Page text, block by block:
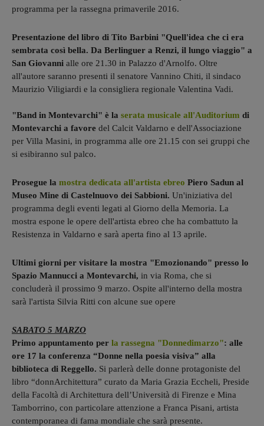
programma per la rassegna primaverile 2016.
Presentazione del libro di Tito Barbini "Quell'idea che ci era
sembrata così bella. Da Berlinguer a Renzi, il lungo viaggio" a
San Giovanni alle ore 21.30 in Palazzo d'Arnolfo. Oltre
all'autore saranno presenti il senatore Vannino Chiti, il sindaco
Maurizio Viligiardi e la consigliera regionale Valentina Vadi.
"Band in Montevarchi" è la serata musicale all'Auditorium di
Montevarchi a favore del Calcit Valdarno e dell'Associazione
per Villa Masini, in programma alle ore 21.15 con sei gruppi che
si esibiranno sul palco.
Prosegue la mostra dedicata all'artista ebreo Piero Sadun al
Museo Mine di Castelnuovo dei Sabbioni. Un'iniziativa del
programma degli eventi legati al Giorno della Memoria. La
mostra espone le opere dell'artista ebreo che ha combattuto la
Resistenza in Valdarno e sarà aperta fino al 13 aprile.
Ultimi giorni per visitare la mostra "Emozionando" presso lo
Spazio Mannucci a Montevarchi, in via Roma, che si
concluderà il prossimo 9 marzo. Ospite all'interno della mostra
sarà l'artista Silvia Ritti con alcune sue opere
SABATO 5 MARZO
Primo appuntamento per la rassegna "Donnedimarzo": alle
ore 17 la conferenza “Donne nella poesia visiva” alla
biblioteca di Reggello. Si parlerà delle donne protagoniste del
libro “donnArchitettura” curato da Maria Grazia Eccheli, Preside
della Facoltà di Architettura dell’Università di Firenze e Mina
Tamborrino, con particolare attenzione a Franca Pisani, artista
contemporanea di fama mondiale che sarà presente.